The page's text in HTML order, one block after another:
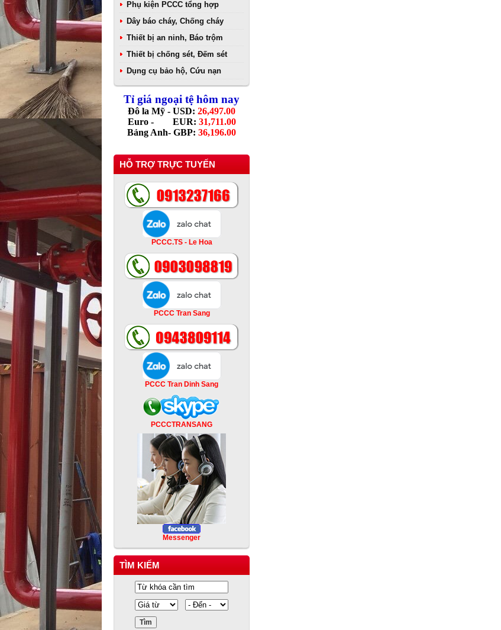
Phụ kiện PCCC tổng hợp
Dây báo cháy, Chống cháy
Thiết bị an ninh, Báo trộm
Thiết bị chống sét, Đếm sét
Dụng cụ bảo hộ, Cứu nạn
Tỉ giá ngoại tệ hôm nay
Đô la Mỹ - USD: 26,497.00
Euro - EUR: 31,711.00
Bảng Anh- GBP: 36,196.00
HỖ TRỢ TRỰC TUYẾN
PCCC.TS - Le Hoa
PCCC Tran Sang
PCCC Tran Dinh Sang
PCCCTRANSANG
Messenger
TÌM KIẾM